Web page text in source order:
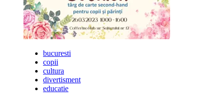
bucuresti
copii
cultura
divertisment
educatie